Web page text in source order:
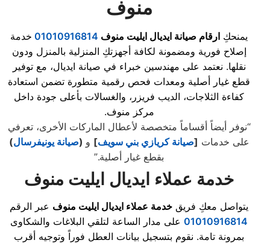
منوف
يمنحكِ ارقام صيانة ايديال ايليت منوف 01010916814 خدمة
إصلاح فورية ومضمونة لكافة أجهزتكِ المنزلية بالمنزل ودون
نقلها. نعتمد على مهندسين خبراء في صيانة ايديال، مع توفير
قطع غيار أصلية ومعدات فحص رقمية متطورة تضمن استعادة
كفاءة الثلاجات، الديب فريزر، والغسالات بأعلى جودة داخل
مركز منوف.
“نوفر أيضاً أقساماً متخصصة لأعطال الماركات الأخرى، تعرفي
على خدمات [صيانة كريازي بني سويف] و (صيانة يونيفرسال)
بقطع غيار أصلية.”
خدمة عملاء ايديال ايليت منوف
يتواصل معكِ فريق خدمة عملاء ايديال ايليت منوف عبر الرقم
01010916814 على مدار الساعة لتلقي البلاغات والشكاوى
بمرونة تامة. نقوم بتسجيل بيانات العطل فوراً وتوجيه أقرب